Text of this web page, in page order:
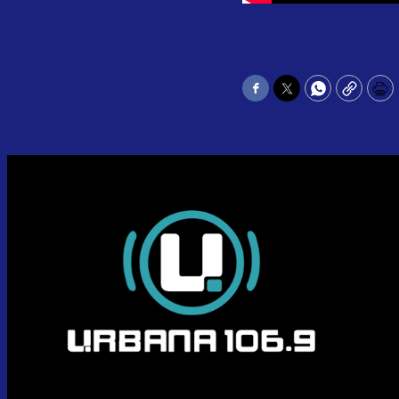
Facebook
TwitterWhatsApp
Copy